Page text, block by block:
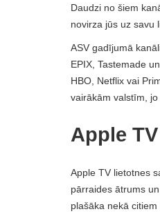
Daudzi no šiem
novirza jūs uz savu
ASV gadījumā
EPIX, Tastemade
HBO, Netflix vai
vairākām valstīm,
Apple
Apple TV lietotnes
pārraides ātrums
plašāka nekā